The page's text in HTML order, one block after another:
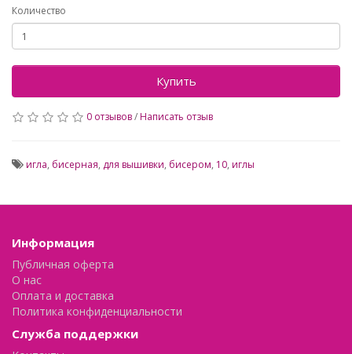
Количество
Купить
0 отзывов/ Написать отзыв
игла, бисерная, для вышивки, бисером, 10, иглы
Информация
Публичная оферта
О нас
Оплата и доставка
Политика конфиденциальности
Служба поддержки